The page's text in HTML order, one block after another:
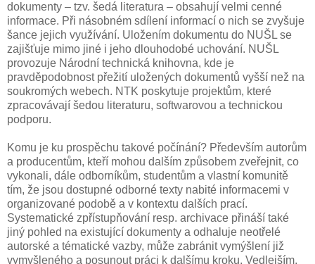
dokumenty – tzv. šedá literatura – obsahují velmi cenné
informace. Při násobném sdílení informací o nich se zvyšuje
šance jejich využívání. Uložením dokumentu do NUŠL se
zajišťuje mimo jiné i jeho dlouhodobé uchování. NUŠL
provozuje Národní technická knihovna, kde je
pravděpodobnost přežití uložených dokumentů vyšší než na
soukromých webech. NTK poskytuje projektům, které
zpracovávají šedou literaturu, softwarovou a technickou
podporu.
Komu je ku prospěchu takové počínání? Především autorům
a producentům, kteří mohou dalším způsobem zveřejnit, co
vykonali, dále odborníkům, studentům a vlastní komunitě
tím, že jsou dostupné odborné texty nabité informacemi v
organizované podobě a v kontextu dalších prací.
Systematické zpřístupňování resp. archivace přináší také
jiný pohled na existující dokumenty a odhaluje neotřelé
autorské a tématické vazby, může zabránit vymýšlení již
vymyšleného a posunout práci k dalšímu kroku. Vedlejším,